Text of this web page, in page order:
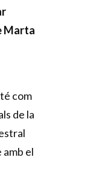
Marta
com
de la
el